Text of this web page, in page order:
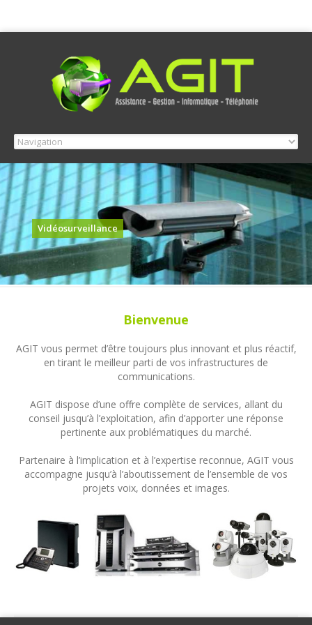
Vidéosurveillance
Bienvenue
AGIT vous permet d’être toujours plus innovant et plus réactif,
en tirant le meilleur parti de vos infrastructures de
communications.
AGIT dispose d’une offre complète de services, allant du
conseil jusqu’à l’exploitation, afin d’apporter une réponse
pertinente aux problématiques du marché.
Partenaire à l’implication et à l’expertise reconnue, AGIT vous
accompagne jusqu’à l’aboutissement de l’ensemble de vos
projets voix, données et images.